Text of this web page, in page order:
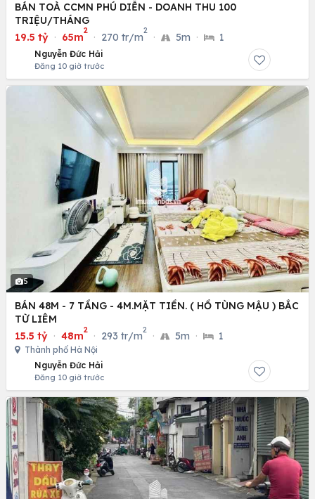
BÁN TOÀ CCMN PHÚ DIỄN - DOANH THU 100
TRIỆU/THÁNG
19.5 tỷ · 65m
2
· 270 tr/m
2
· 5m · 1
Nguyễn Đức Hải
Đăng 10 giờ trước
5
BÁN 48M - 7 TẦNG - 4M.MẶT TIỀN. ( HỒ TÙNG MẬU ) BẮC
TỪ LIÊM
15.5 tỷ · 48m
2
· 293 tr/m
2
· 5m · 1
Thành phố Hà Nội
Nguyễn Đức Hải
Đăng 10 giờ trước